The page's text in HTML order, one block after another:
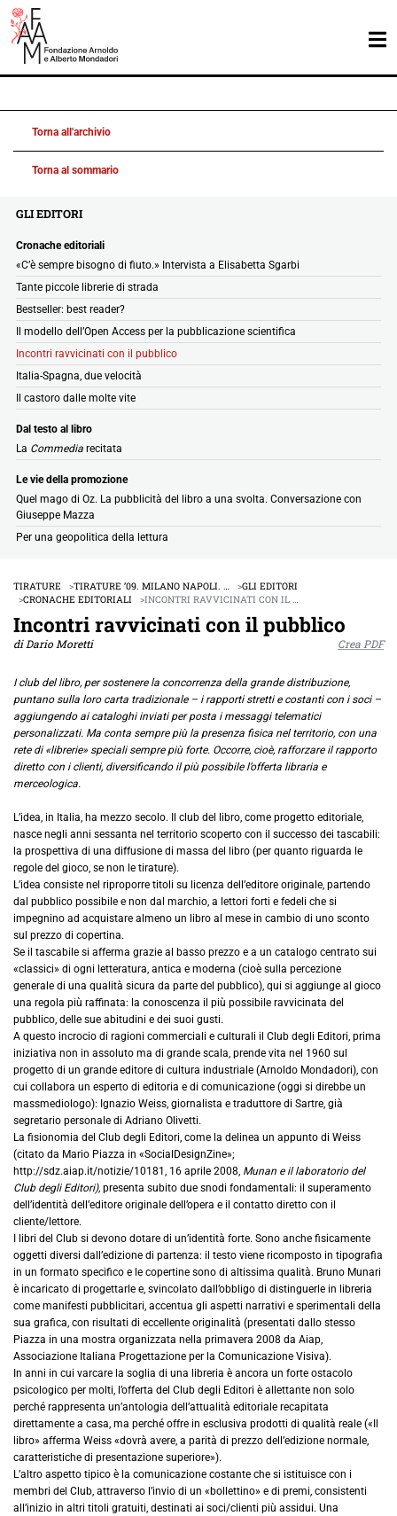
Torna all'archivio
Torna al sommario
GLI EDITORI
Cronache editoriali
«C’è sempre bisogno di fiuto.» Intervista a Elisabetta Sgarbi
Tante piccole librerie di strada
Bestseller: best reader?
Il modello dell’Open Access per la pubblicazione scientifica
Incontri ravvicinati con il pubblico
Italia-Spagna, due velocità
Il castoro dalle molte vite
Dal testo al libro
La Commedia recitata
Le vie della promozione
Quel mago di Oz. La pubblicità del libro a una svolta. Conversazione con
Giuseppe Mazza
Per una geopolitica della lettura
TIRATURE TIRATURE ’09. MILANO NAPOLI. …
GLI EDITORI
CRONACHE EDITORIALI
INCONTRI RAVVICINATI CON IL …
Incontri ravvicinati con il pubblico
di Dario Moretti Crea PDF
I club del libro, per sostenere la concorrenza della grande distribuzione,
puntano sulla loro carta tradizionale – i rapporti stretti e costanti con i soci –
aggiungendo ai cataloghi inviati per posta i messaggi telematici
personalizzati. Ma conta sempre più la presenza fisica nel territorio, con una
rete di «librerie» speciali sempre più forte. Occorre, cioè, rafforzare il rapporto
diretto con i clienti, diversificando il più possibile l’offerta libraria e
merceologica.
L’idea, in Italia, ha mezzo secolo. Il club del libro, come progetto editoriale,
nasce negli anni sessanta nel territorio scoperto con il successo dei tascabili:
la prospettiva di una diffusione di massa del libro (per quanto riguarda le
regole del gioco, se non le tirature).
L’idea consiste nel riproporre titoli su licenza dell’editore originale, partendo
dal pubblico possibile e non dal marchio, a lettori forti e fedeli che si
impegnino ad acquistare almeno un libro al mese in cambio di uno sconto
sul prezzo di copertina.
Se il tascabile si afferma grazie al basso prezzo e a un catalogo centrato sui
«classici» di ogni letteratura, antica e moderna (cioè sulla percezione
generale di una qualità sicura da parte del pubblico), qui si aggiunge al gioco
una regola più raffinata: la conoscenza il più possibile ravvicinata del
pubblico, delle sue abitudini e dei suoi gusti.
A questo incrocio di ragioni commerciali e culturali il Club degli Editori, prima
iniziativa non in assoluto ma di grande scala, prende vita nel 1960 sul
progetto di un grande editore di cultura industriale (Arnoldo Mondadori), con
cui collabora un esperto di editoria e di comunicazione (oggi si direbbe un
massmediologo): Ignazio Weiss, giornalista e traduttore di Sartre, già
segretario personale di Adriano Olivetti.
La fisionomia del Club degli Editori, come la delinea un appunto di Weiss
(citato da Mario Piazza in «SocialDesignZine»;
http://sdz.aiap.it/notizie/10181, 16 aprile 2008, Munan e il laboratorio del
Club degli Editori), presenta subito due snodi fondamentali: il superamento
dell’identità dell’editore originale dell’opera e il contatto diretto con il
cliente/lettore.
I libri del Club si devono dotare di un’identità forte. Sono anche fisicamente
oggetti diversi dall’edizione di partenza: il testo viene ricomposto in tipografia
in un formato specifico e le copertine sono di altissima qualità. Bruno Munari
è incaricato di progettarle e, svincolato dall’obbligo di distinguerle in libreria
come manifesti pubblicitari, accentua gli aspetti narrativi e sperimentali della
sua grafica, con risultati di eccellente originalità (presentati dallo stesso
Piazza in una mostra organizzata nella primavera 2008 da Aiap,
Associazione Italiana Progettazione per la Comunicazione Visiva).
In anni in cui varcare la soglia di una libreria è ancora un forte ostacolo
psicologico per molti, l’offerta del Club degli Editori è allettante non solo
perché rappresenta un’antologia dell’attualità editoriale recapitata
direttamente a casa, ma perché offre in esclusiva prodotti di qualità reale («Il
libro» afferma Weiss «dovrà avere, a parità di prezzo dell’edizione normale,
caratteristiche di presentazione superiore»).
L’altro aspetto tipico è la comunicazione costante che si istituisce con i
membri del Club, attraverso l’invio di un «bollettino» e di premi, consistenti
all’inizio in altri titoli gratuiti, destinati ai soci/clienti più assidui. Una